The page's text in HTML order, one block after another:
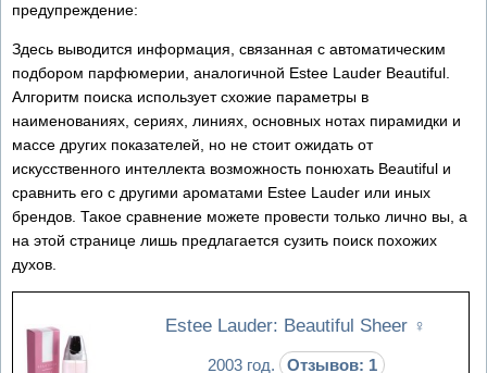
предупреждение:
Здесь выводится информация, связанная с автоматическим
подбором парфюмерии, аналогичной Estee Lauder Beautiful.
Алгоритм поиска использует схожие параметры в
наименованиях, сериях, линиях, основных нотах пирамидки и
массе других показателей, но не стоит ожидать от
искусственного интеллекта возможность понюхать Beautiful и
сравнить его с другими ароматами Estee Lauder или иных
брендов. Такое сравнение можете провести только лично вы, а
на этой странице лишь предлагается сузить поиск похожих
духов.
Estee Lauder: Beautiful Sheer ♀
2003 год. Отзывов: 1